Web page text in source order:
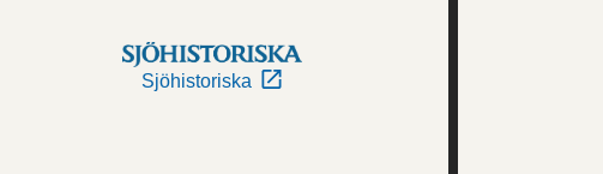
Sjöhistoriska